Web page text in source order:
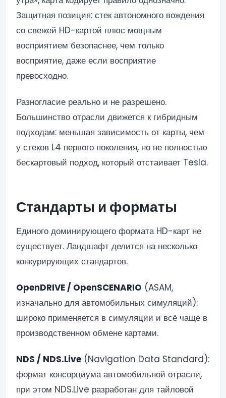
Защитная позиция: стек автономного вождения
со свежей HD-картой плюс мощным
восприятием безопаснее, чем только
восприятие, даже если восприятие
превосходно.
Разногласие реально и не разрешено.
Большинство отрасли движется к гибридным
подходам: меньшая зависимость от карты, чем
у стеков L4 первого поколения, но не полностью
бескартовый подход, который отстаивает Tesla.
Стандарты и форматы
Единого доминирующего формата HD-карт не
существует. Ландшафт делится на несколько
конкурирующих стандартов.
OpenDRIVE / OpenSCENARIO (ASAM,
изначально для автомобильных симуляций):
широко применяется в симуляции и всё чаще в
производственном обмене картами.
NDS / NDS.Live (Navigation Data Standard):
формат консорциума автомобильной отрасли,
при этом NDS.Live разработан для тайловой